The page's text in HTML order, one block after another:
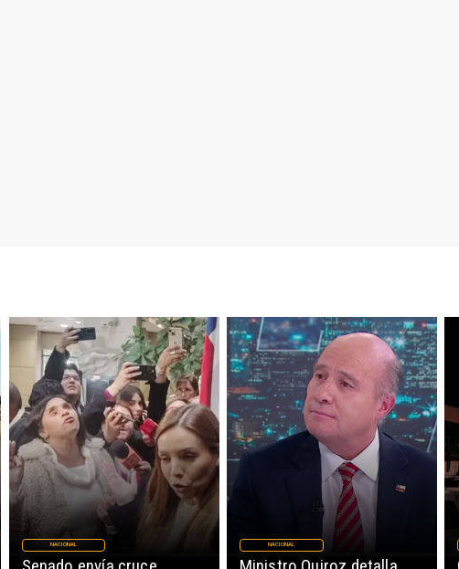
NACIONAL NACIONAL